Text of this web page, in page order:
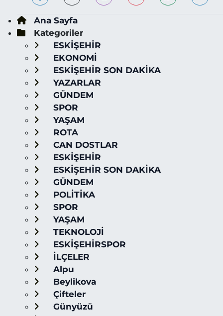
Ana Sayfa
Kategoriler
ESKİŞEHİR
EKONOMİ
ESKİŞEHİR SON DAKİKA
YAZARLAR
GÜNDEM
SPOR
YAŞAM
ROTA
CAN DOSTLAR
ESKİŞEHİR
ESKİŞEHİR SON DAKİKA
GÜNDEM
POLİTİKA
SPOR
YAŞAM
TEKNOLOJİ
ESKİŞEHİRSPOR
İLÇELER
Alpu
Beylikova
Çifteler
Günyüzü